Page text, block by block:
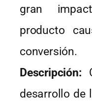
gran
producto
conversión.
Descripción:
desarrollo de